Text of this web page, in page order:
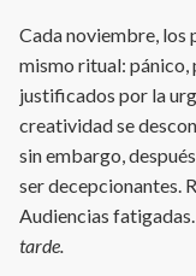
Cada noviembre,
mismo ritual: pánico,
justificados por la
creatividad se
sin embargo,
ser decepcionantes.
Audiencias fatigadas.
tarde.